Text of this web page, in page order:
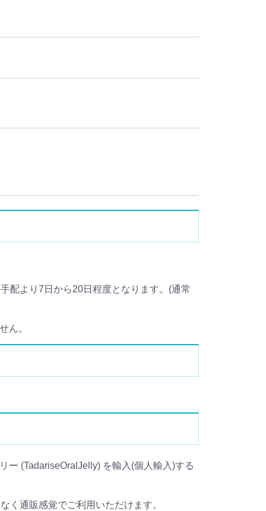
配より7日から20日程度となります。(通常
ん。
ー (TadariseOralJelly) を輸入(個人輸入)する
く通販感覚でご利用いただけます。